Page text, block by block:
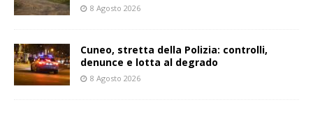
8 Agosto 2026
Cuneo, stretta della Polizia: controlli,
denunce e lotta al degrado
8 Agosto 2026